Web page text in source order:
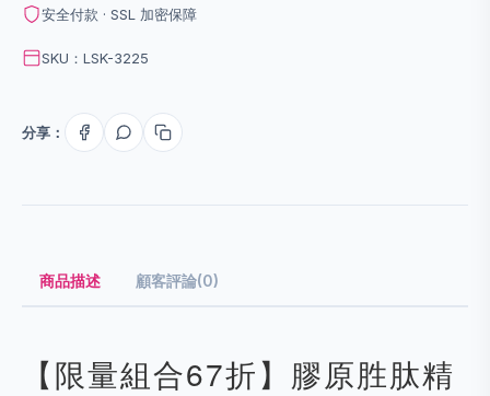
安全付款 · SSL 加密保障
SKU：LSK-3225
分享：
商品描述 顧客評論(0)
【限量組合67折】膠原胜肽精